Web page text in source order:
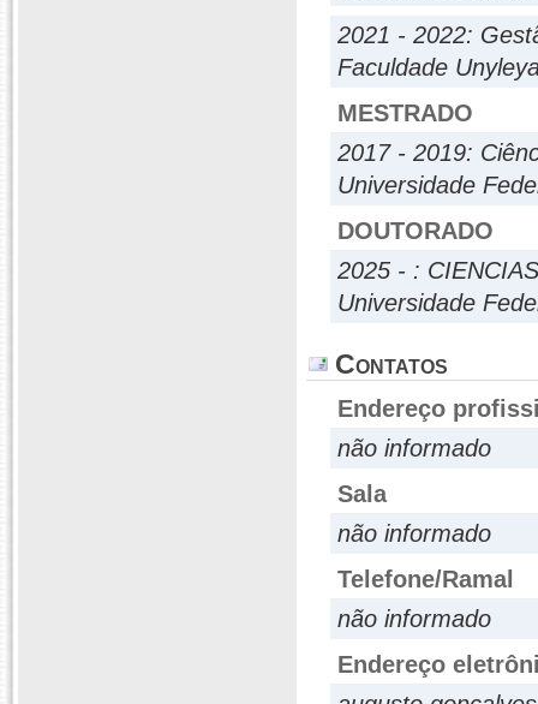
2021 - 2022:
Faculdade
MESTRADO
2017 - 2019:
Universidade
DOUTORADO
2025 - :
Universidade
Contatos
Endereço
não informado
Sala
não informado
Telefone/Ramal
não informado
Endereço